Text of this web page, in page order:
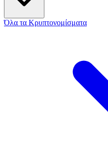
Όλα τα Κρυπτονομίσματα